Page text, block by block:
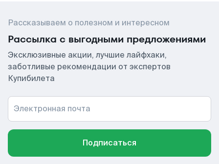
Рассказываем о полезном и интересном
Рассылка с выгодными предложениями
Эксклюзивные акции, лучшие лайфхаки,
заботливые рекомендации от экспертов
Купибилета
Электронная почта
Подписаться